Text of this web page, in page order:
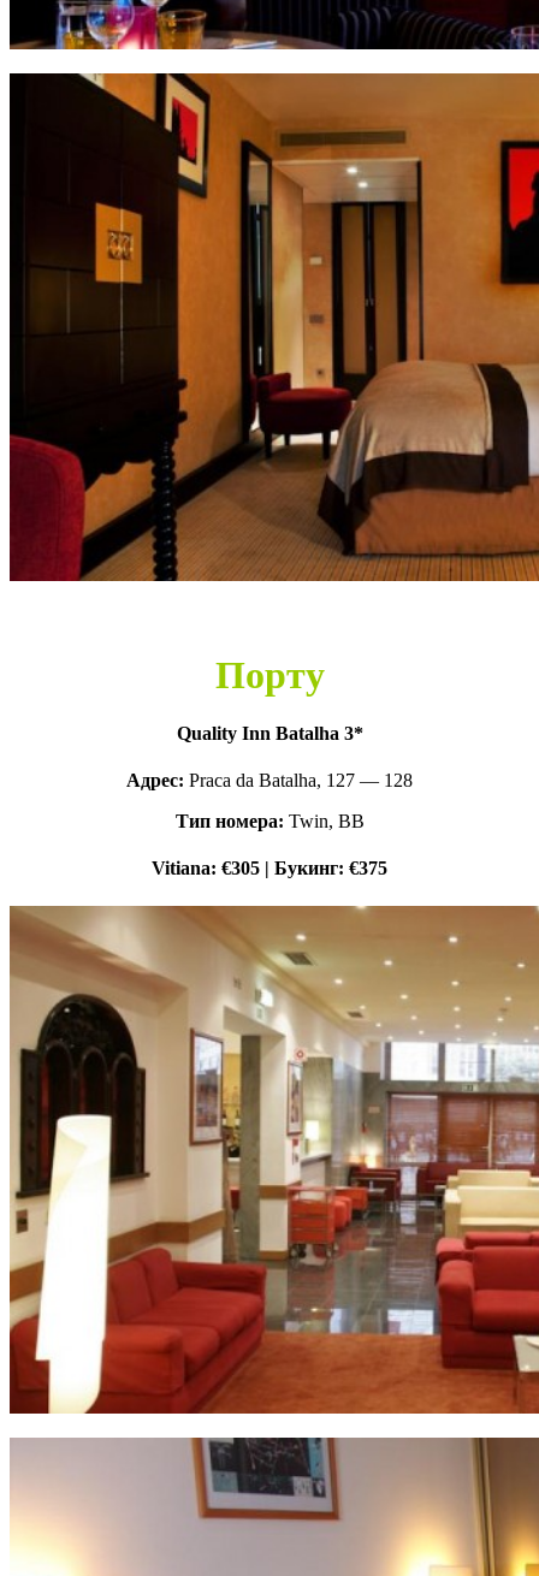
Порту
Quality Inn Batalha 3*
Адрес: Praca da Batalha, 127 — 128
Тип номера: Twin, BB
Vitiana: €305 | Букинг: €375